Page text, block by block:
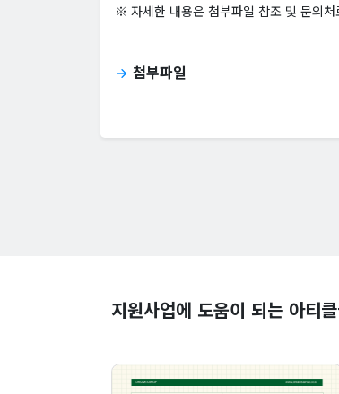
※ 자세한 내용은 첨부파일 참조 및 문의
arrow_forward 첨부파일
지원사업에 도움이 되는 아티